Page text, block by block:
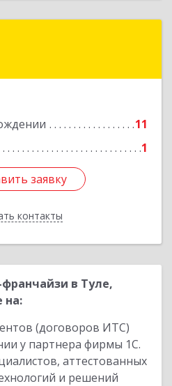
11
1
заявку
контакты
Подробнее
заявку
Назад
в Туле,
на:
(договоров ИТС)
у партнера фирмы 1С.
аттестованных
и решений